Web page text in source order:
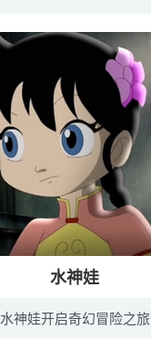
水神娃
水神娃开启奇幻冒险之旅